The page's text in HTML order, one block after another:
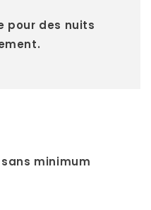
pour des nuits
minimum